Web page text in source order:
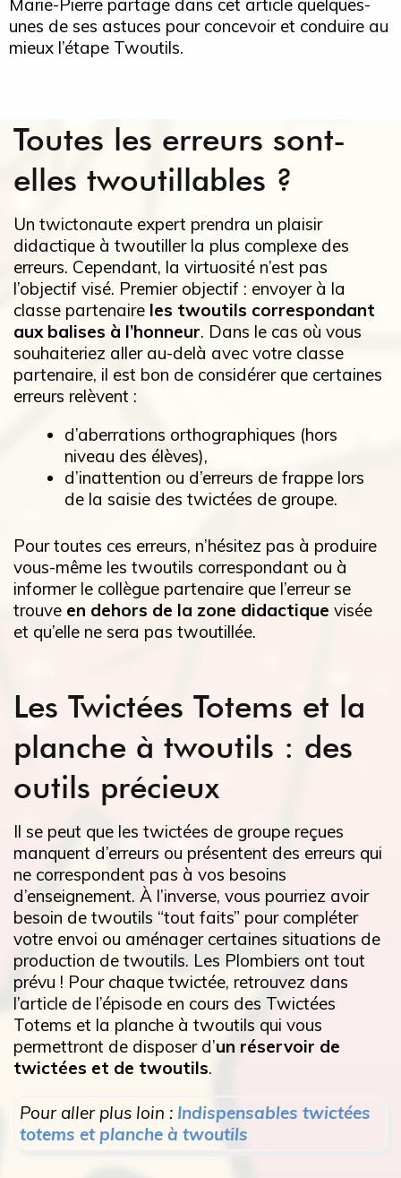
unes de ses astuces pour concevoir et conduire au
mieux l’étape Twoutils.
Toutes les erreurs sont-
elles twoutillables ?
Un twictonaute expert prendra un plaisir
didactique à twoutiller la plus complexe des
erreurs. Cependant, la virtuosité n’est pas
l’objectif visé. Premier objectif : envoyer à la
classe partenaire les twoutils correspondant
aux balises à l’honneur. Dans le cas où vous
souhaiteriez aller au-delà avec votre classe
partenaire, il est bon de considérer que certaines
erreurs relèvent :
d’aberrations orthographiques (hors
niveau des élèves),
d’inattention ou d’erreurs de frappe lors
de la saisie des twictées de groupe.
Pour toutes ces erreurs, n’hésitez pas à produire
vous-même les twoutils correspondant ou à
informer le collègue partenaire que l’erreur se
trouve en dehors de la zone didactique visée
et qu’elle ne sera pas twoutillée.
Les Twictées Totems et la
planche à twoutils : des
outils précieux
Il se peut que les twictées de groupe reçues
manquent d’erreurs ou présentent des erreurs qui
ne correspondent pas à vos besoins
d’enseignement. À l’inverse, vous pourriez avoir
besoin de twoutils “tout faits” pour compléter
votre envoi ou aménager certaines situations de
production de twoutils. Les Plombiers ont tout
prévu ! Pour chaque twictée, retrouvez dans
l’article de l’épisode en cours des Twictées
Totems et la planche à twoutils qui vous
permettront de disposer d’un réservoir de
twictées et de twoutils.
Pour aller plus loin : Indispensables twictées
totems et planche à twoutils